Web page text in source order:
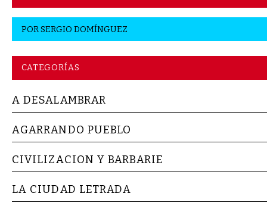
PORSERGIO DOMÍNGUEZ
CATEGORÍAS
A DESALAMBRAR
AGARRANDO PUEBLO
CIVILIZACION Y BARBARIE
LA CIUDAD LETRADA